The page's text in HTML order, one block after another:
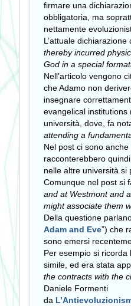
firmare una
obbligatoria, ma
nettamente
L’attuale dichiarazione
thereby incurred
God in a special
Nell’articolo vengono
che Adamo non
insegnare
evangelical institutions
università, dove, fa
attending a
Nel post ci sono
racconterebbero
nelle altre università si
Comunque nel post si
and at Westmont and
might associate them
Della questione
Adam and Eve”) che
sono emersi
Per esempio si
simile, ed era stata
the contracts with the
Daniele Formenti
da